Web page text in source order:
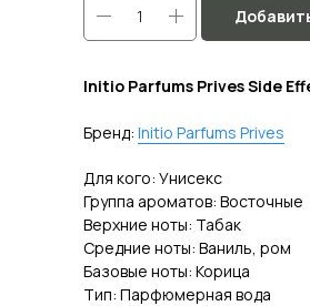
Initio Parfums Prives Side
Бренд: Initio Parfums Prives
Для кого: Унисекс
Группа ароматов: Восточные
Верхние ноты: Табак
Средние ноты: Ваниль, ром
Базовые ноты: Корица
Тип: Парфюмерная вода